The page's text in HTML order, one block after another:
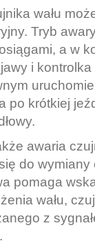
wału
Tryb
a w
i
po krótkiej
awaria
do wymiany
pomaga
wału,
z